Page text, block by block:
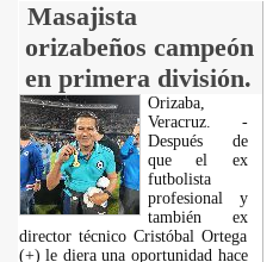
Masajista
orizabeños campeón
en primera división.
Orizaba,
Veracruz. -
Después de
que el ex
futbolista
profesional y
también ex
director técnico Cristóbal Ortega
(+) le diera una oportunidad hace